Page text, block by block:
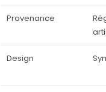
Provenance
Design